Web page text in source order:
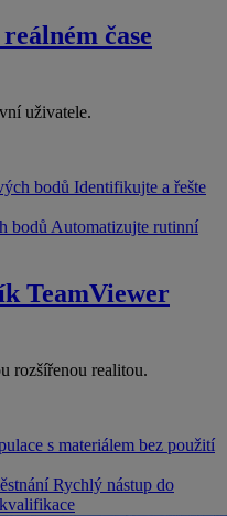
čase
uživatele.
bodů Identifikujte a řešte
bodů Automatizujte rutinní
TeamViewer
rozšířenou realitou.
s materiálem bez použití
Rychlý nástup do